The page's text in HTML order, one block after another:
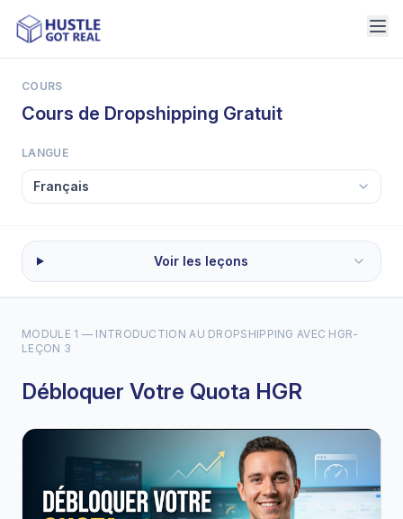
COURS
Cours de Dropshipping Gratuit
LANGUE
Voir les leçons
MODULE 1 — INTRODUCTION AU DROPSHIPPING AVEC HGR-
LEÇON 3
Débloquer Votre Quota HGR